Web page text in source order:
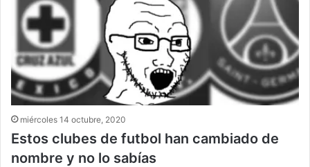
miércoles 14 octubre, 2020
Estos clubes de futbol han cambiado de
nombre y no lo sabías